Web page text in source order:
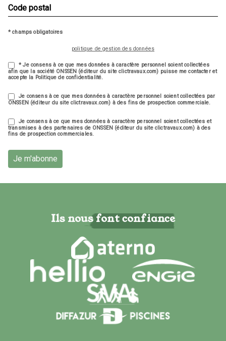
* champs obligatoires
politique de gestion des données
* Je consens à ce que mes données à caractère personnel soient collectées
afin que la société ONSSEN (éditeur du site clictravaux.com) puisse me contacter et
accepte la Politique de confidentialité.
Je consens à ce que mes données à caractère personnel soient collectées par
ONSSEN (éditeur du site clictravaux.com) à des fins de prospection commerciale.
Je consens à ce que mes données à caractère personnel soient collectées et
transmises à des partenaires de ONSSEN (éditeur du site clictravaux.com) à des
fins de prospection commerciales.
Je m'abonne
Ils nous font confiance